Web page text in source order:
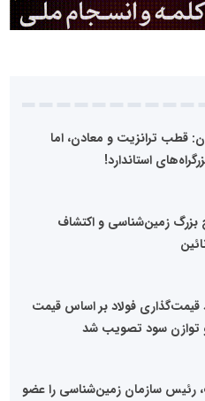
قطب ترانزیت و معادن، اما
استاندارد!
بزرگ زمین‌شناسی و اکتشاف
فولاد بر اساس قیمت
توازن سود تصویب شد
رئیس سازمان زمین‌شناسی را عضو